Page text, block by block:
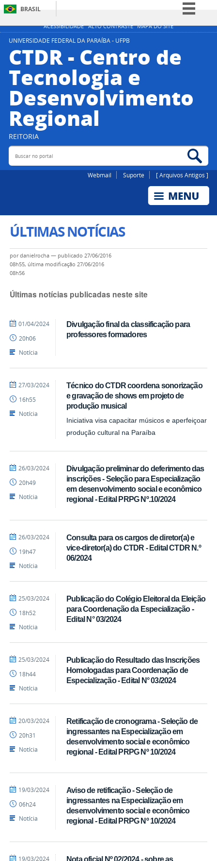
ACESSIBILIDADE ALTO CONTRASTE MAPA DO SITE
BRASIL
Simplifique!
Participe
Legislação
Canais
UNIVERSIDADE FEDERAL DA PARAÍBA - UFPB
CTDR - Centro de
Tecnologia e
Desenvolvimento
Regional
REITORIA
Buscar no portal
Webmail Suporte [ Arquivos Antigos ]
ÚLTIMAS NOTÍCIAS
pordanielrocha — publicado 27/06/2016
08h55, última modificação 27/06/2016
08h56
Últimas notícias publicadas neste site
Divulgação final da classificação para
professores formadores
por
publicado
01/04/2024
20h06
Notícia
Técnico do CTDR coordena sonorização
e gravação de shows em projeto de
produção musical
Iniciativa visa capacitar músicos e aperfeiçoar
produção cultural na Paraíba
por
CTDR
publicado
27/03/2024
16h55
Notícia
Divulgação preliminar do deferimento das
inscrições - Seleção para Especialização
em desenvolvimento social e econômico
regional - Edital PRPG Nº.10/2024
por
CTDR
publicado
26/03/2024
20h49
Notícia
Consulta para os cargos de diretor(a) e
vice-diretor(a) do CTDR - Edital CTDR N.º
06/2024
por
CTDR
publicado
26/03/2024
19h47
Notícia
Publicação do Colégio Eleitoral da Eleição
para Coordenação da Especialização -
Edital N° 03/2024
por
CTDR
publicado
25/03/2024
18h52
Notícia
Publicação do Resultado das Inscrições
Homologadas para Coordenação de
Especialização - Edital N° 03/2024
por
CTDR
publicado
25/03/2024
18h44
Notícia
Retificação de cronograma - Seleção de
ingressantes na Especialização em
desenvolvimento social e econômico
regional - Edital PRPG Nº 10/2024
por
CTDR
publicado
20/03/2024
20h31
Notícia
Aviso de retificação - Seleção de
ingressantes na Especialização em
desenvolvimento social e econômico
regional - Edital PRPG Nº 10/2024
por
CTDR
publicado
19/03/2024
06h24
Notícia
Nota oficial Nº 02/2024 - sobre as
por
publicado
19/03/2024